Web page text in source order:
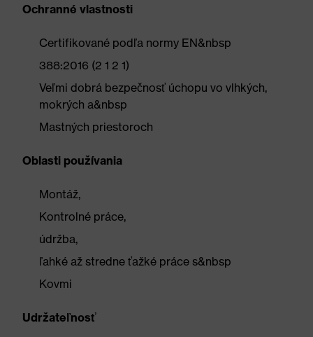
Ochranné vlastnosti
Certifikované podľa normy EN&nbsp
388:2016 (2 1 2 1)
Veľmi dobrá bezpečnosť úchopu vo vlhkých,
mokrých a&nbsp
Mastných priestoroch
Oblasti používania
Montáž,
Kontrolné práce,
údržba,
ľahké až stredne ťažké práce s&nbsp
Kovmi
Udržateľnosť